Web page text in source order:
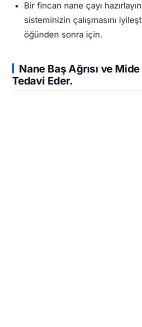
Bir fincan nane çayı
sisteminizin çalışmasını
öğünden sonra için.
Nane Baş Ağrısı ve Mide
Tedavi Eder.